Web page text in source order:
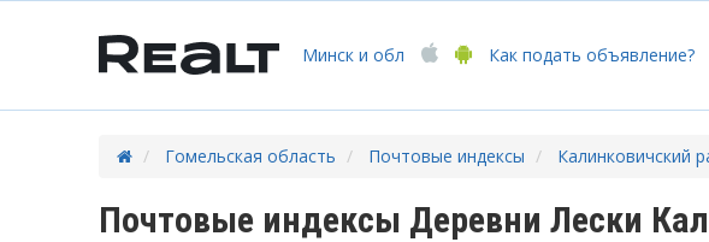
Минск и обл Как подать объявление?
Гомельская область Почтовые индексы Калинковичский
Почтовые индексы Деревни Лески